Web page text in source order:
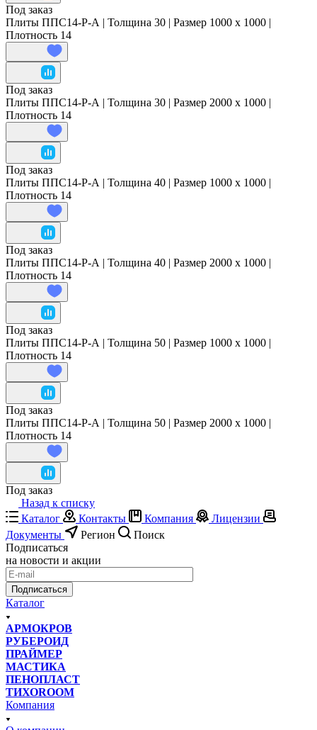
Под заказ
Плиты ППС14-Р-А | Толщина 30 | Размер 1000 x 1000 |
Плотность 14
Под заказ
Плиты ППС14-Р-А | Толщина 30 | Размер 2000 x 1000 |
Плотность 14
Под заказ
Плиты ППС14-Р-А | Толщина 40 | Размер 1000 x 1000 |
Плотность 14
Под заказ
Плиты ППС14-Р-А | Толщина 40 | Размер 2000 x 1000 |
Плотность 14
Под заказ
Плиты ППС14-Р-А | Толщина 50 | Размер 1000 x 1000 |
Плотность 14
Под заказ
Плиты ППС14-Р-А | Толщина 50 | Размер 2000 x 1000 |
Плотность 14
Под заказ
Назад к списку
Каталог
Контакты Компания
Лицензии
Документы
Регион
Поиск
Подписаться
на новости и акции
Подписаться
Каталог
АРМОКРОВ
РУБЕРОИД
ПРАЙМЕР
МАСТИКА
ПЕНОПЛАСТ
ТИХОROOM
Компания